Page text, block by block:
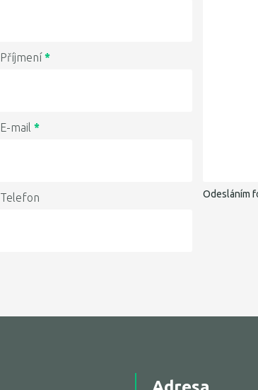
Příjmení*
E-mail *
Telefon Odesláním